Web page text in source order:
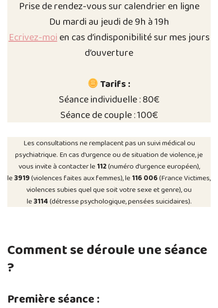
Prise de rendez-vous sur calendrier en ligne
Du mardi au jeudi de 9h à 19h
Ecrivez-moien cas d’indisponibilité sur mes jours
d’ouverture
Tarifs :
Séance individuelle : 80€
Séance de couple : 100€
Les consultations ne remplacent pas un suivi médical ou
psychiatrique. En cas d’urgence ou de situation de violence, je
vous invite à contacter le112(numéro d’urgence européen),
le3919(violences faites aux femmes), le116 006(France Victimes,
violences subies quel que soit votre sexe et genre), ou
le3114(détresse psychologique, pensées suicidaires).
Comment se déroule une séance
?
Première séance :